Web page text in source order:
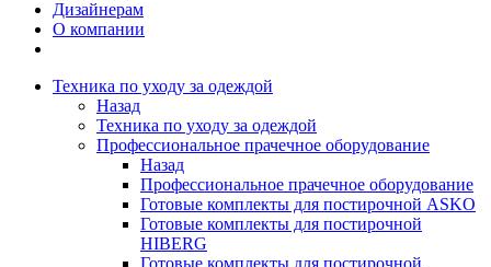
Дизайнерам
О компании
Техника по уходу за одеждой
Назад
Техника по уходу за одеждой
Профессиональное прачечное оборудование
Назад
Профессиональное прачечное оборудование
Готовые комплекты для постирочной ASKO
Готовые комплекты для постирочной
HIBERG
Готовые комплекты для постирочной